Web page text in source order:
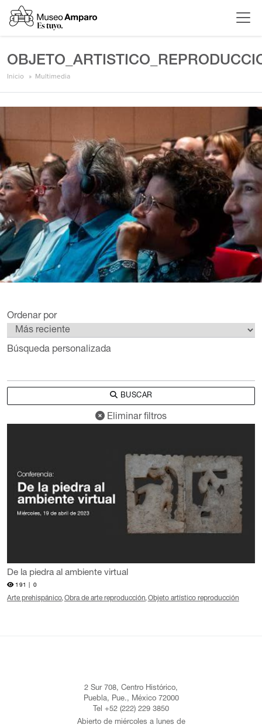
Inicio Multimedia
Ordenar por
Búsqueda personalizada
BUSCAR
Eliminar filtros
De la piedra al ambiente virtual
191 | 0
Arte prehispánico Obra de arte reproducción Objeto artístico reproducción
2 Sur 708, Centro Histórico,
Puebla, Pue., México 72000
Tel +52 (222) 229 3850
Abierto de miércoles a lunes de